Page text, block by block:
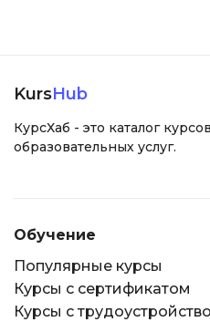
KursHub
КурсХаб - это каталог
образовательных услуг.
Обучение
Популярные курсы
Курсы с сертификатом
Курсы с